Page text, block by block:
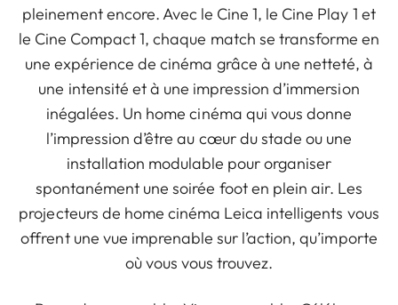
pleinement encore. Avec le Cine 1, le Cine Play 1 et
le Cine Compact 1, chaque match se transforme en
une expérience de cinéma grâce à une netteté, à
une intensité et à une impression d’immersion
inégalées. Un home cinéma qui vous donne
l’impression d’être au cœur du stade ou une
installation modulable pour organiser
spontanément une soirée foot en plein air. Les
projecteurs de home cinéma Leica intelligents vous
offrent une vue imprenable sur l’action, qu’importe
où vous vous trouvez.